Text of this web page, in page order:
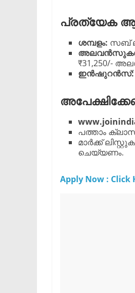
പ്രത്യേക
ശമ്പളം: സബ്
₹31,250/-
ഇൻഷുറൻസ്:
പത്താം
മാർക്ക്
ചെയ്യണം.
​Apply Now : Click